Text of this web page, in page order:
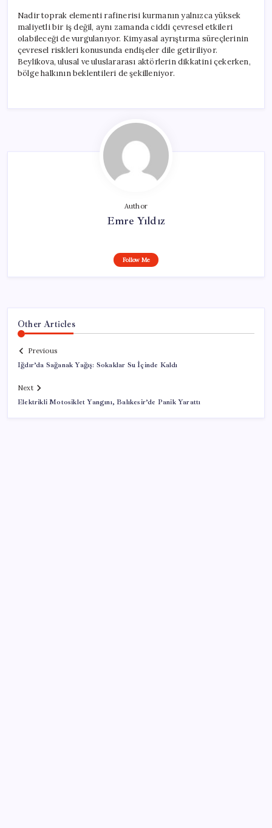
Nadir toprak elementi rafinerisi kurmanın yalnızca yüksek
maliyetli bir iş değil, aynı zamanda ciddi çevresel etkileri
olabileceği de vurgulanıyor. Kimyasal ayrıştırma süreçlerinin
çevresel riskleri konusunda endişeler dile getiriliyor.
Beylikova, ulusal ve uluslararası aktörlerin dikkatini çekerken,
bölge halkının beklentileri de şekilleniyor.
Author
Emre Yıldız
Follow Me
Other Articles
Previous
Iğdır’da Sağanak Yağış: Sokaklar Su İçinde Kaldı
Next
Elektrikli Motosiklet Yangını, Balıkesir’de Panik Yarattı